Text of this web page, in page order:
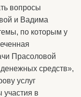
вопросы
и Вадима
по которым у
Прасоловой
средств»,
услуг
участия в